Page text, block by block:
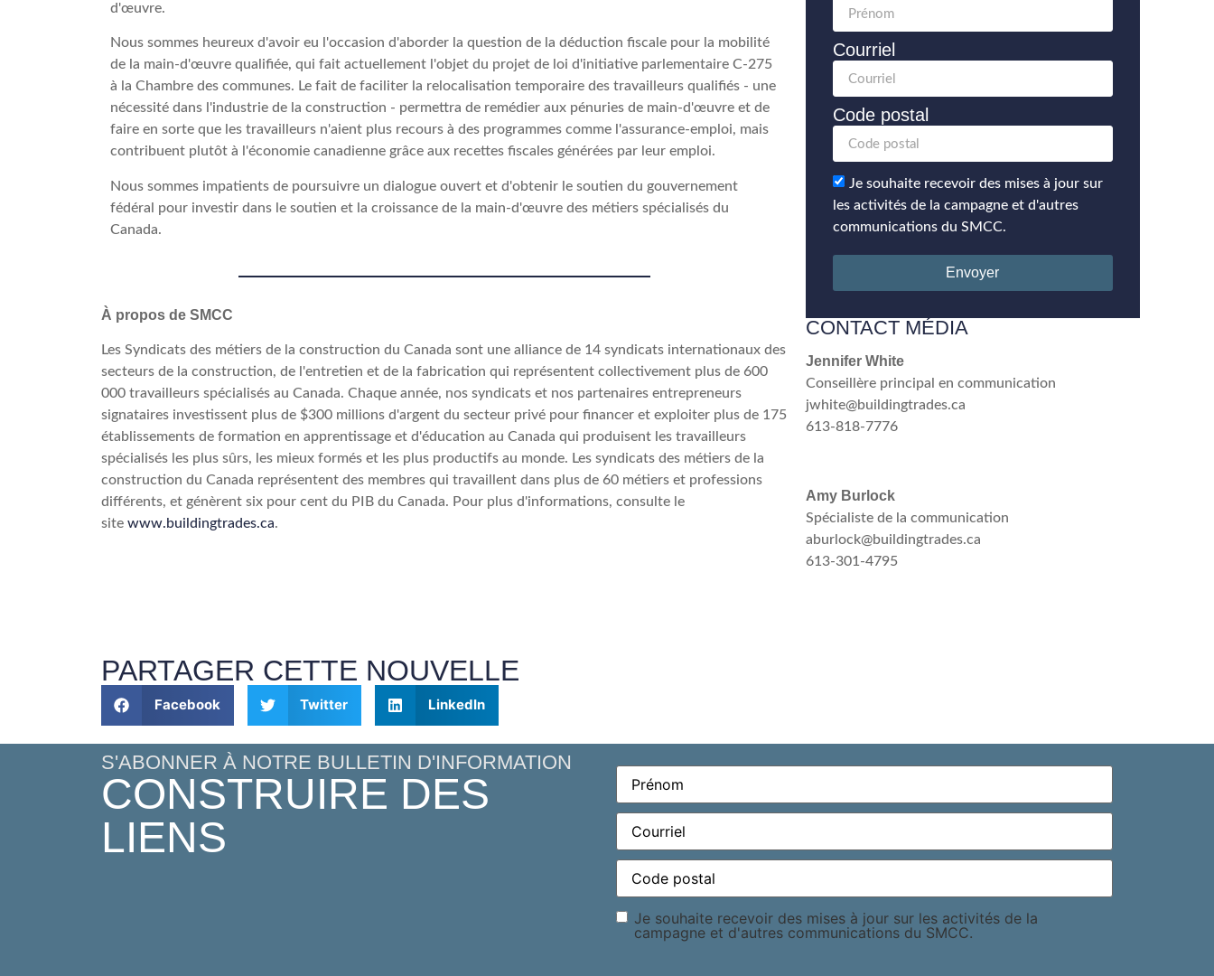
d'œuvre.
Nous sommes heureux d'avoir eu l'occasion d'aborder la question de la déduction fiscale pour la mobilité
de la main-d'œuvre qualifiée, qui fait actuellement l'objet du projet de loi d'initiative parlementaire C-275
à la Chambre des communes. Le fait de faciliter la relocalisation temporaire des travailleurs qualifiés - une
nécessité dans l'industrie de la construction - permettra de remédier aux pénuries de main-d'œuvre et de
faire en sorte que les travailleurs n'aient plus recours à des programmes comme l'assurance-emploi, mais
contribuent plutôt à l'économie canadienne grâce aux recettes fiscales générées par leur emploi.
Nous sommes impatients de poursuivre un dialogue ouvert et d'obtenir le soutien du gouvernement
fédéral pour investir dans le soutien et la croissance de la main-d'œuvre des métiers spécialisés du
Canada.
À propos de SMCC
Les Syndicats des métiers de la construction du Canada sont une alliance de 14 syndicats internationaux des
secteurs de la construction, de l'entretien et de la fabrication qui représentent collectivement plus de 600
000 travailleurs spécialisés au Canada. Chaque année, nos syndicats et nos partenaires entrepreneurs
signataires investissent plus de $300 millions d'argent du secteur privé pour financer et exploiter plus de 175
établissements de formation en apprentissage et d'éducation au Canada qui produisent les travailleurs
spécialisés les plus sûrs, les mieux formés et les plus productifs au monde. Les syndicats des métiers de la
construction du Canada représentent des membres qui travaillent dans plus de 60 métiers et professions
différents, et génèrent six pour cent du PIB du Canada. Pour plus d'informations, consulte le
site www.buildingtrades.ca.
Courriel
Code postal
Je souhaite recevoir des mises à jour sur
les activités de la campagne et d'autres
communications du SMCC.
Envoyer
CONTACT MÉDIA
Jennifer White
Conseillère principal en communication
jwhite@buildingtrades.ca
613-818-7776
Amy Burlock
Spécialiste de la communication
aburlock@buildingtrades.ca
613-301-4795
PARTAGER CETTE NOUVELLE
Facebook Twitter LinkedIn
S'ABONNER À NOTRE BULLETIN D'INFORMATION
CONSTRUIRE DES
LIENS
Prénom(Required)
Courriel(Required)
Code
postal(Required)
Consentement
Je souhaite recevoir des mises à jour sur les activités de la
campagne et d'autres communications du SMCC.